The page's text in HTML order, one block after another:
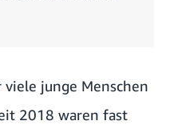
junge Menschen
2018 waren fast